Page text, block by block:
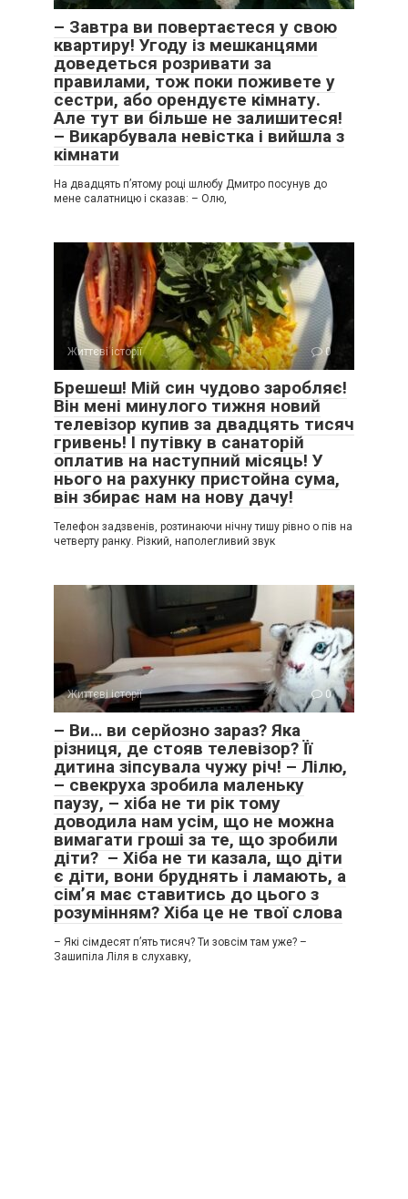
– Завтра ви повертаєтеся у свою
квартиру! Угоду із мешканцями
доведеться розривати за
правилами, тож поки поживете у
сестри, або орендуєте кімнату.
Але тут ви більше не залишитеся!
– Викарбувала невістка і вийшла з
кімнати
На двадцять п’ятому році шлюбу Дмитро посунув до
мене салатницю і сказав: – Олю,
Життєві історії 0
Брешеш! Мій син чудово заробляє!
Він мені минулого тижня новий
телевізор купив за двадцять тисяч
гривень! І путівку в санаторій
оплатив на наступний місяць! У
нього на рахунку пристойна сума,
він збирає нам на нову дачу!
Телефон задзвенів, розтинаючи нічну тишу рівно о пів на
четверту ранку. Різкий, наполегливий звук
Життєві історії 0
– Ви… ви серйозно зараз? Яка
різниця, де стояв телевізор? Її
дитина зіпсувала чужу річ! – Лілю,
– свекруха зробила маленьку
паузу, – хіба не ти рік тому
доводила нам усім, що не можна
вимагати гроші за те, що зробили
діти? – Хіба не ти казала, що діти
є діти, вони бруднять і ламають, а
сім’я має ставитись до цього з
розумінням? Хіба це не твої слова
– Які сімдесят п’ять тисяч? Ти зовсім там уже? –
Зашипіла Ліля в слухавку,